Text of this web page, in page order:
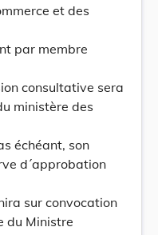
et des
par membre
consultative sera
ministère des
échéant, son
d´approbation
sur convocation
du Ministre